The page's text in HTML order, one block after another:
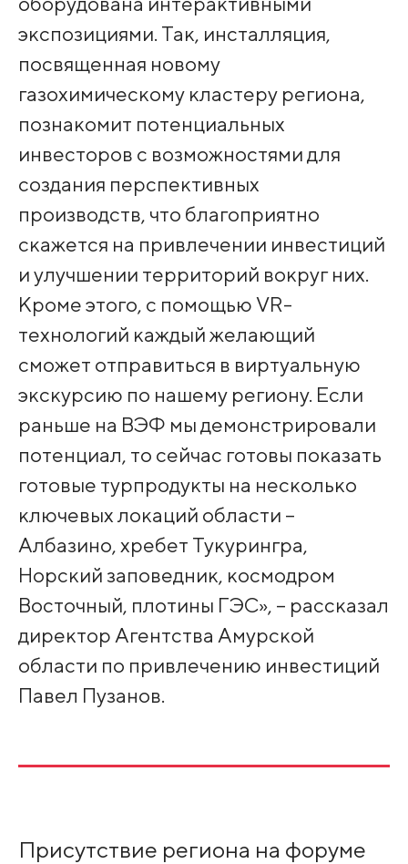
экспозициями. Так, инсталляция,
посвященная новому
газохимическому кластеру региона,
познакомит потенциальных
инвесторов с возможностями для
создания перспективных
производств, что благоприятно
скажется на привлечении инвестиций
и улучшении территорий вокруг них.
Кроме этого, с помощью VR-
технологий каждый желающий
сможет отправиться в виртуальную
экскурсию по нашему региону. Если
раньше на ВЭФ мы демонстрировали
потенциал, то сейчас готовы показать
готовые турпродукты на несколько
ключевых локаций области –
Албазино, хребет Тукурингра,
Норский заповедник, космодром
Восточный, плотины ГЭС», – рассказал
директор Агентства Амурской
области по привлечению инвестиций
Павел Пузанов.
Присутствие региона на форуме